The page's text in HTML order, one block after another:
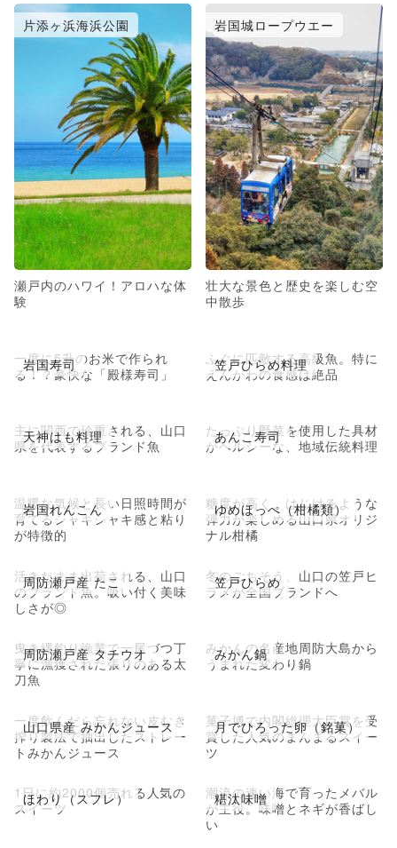
片添ヶ浜海浜公園
瀬戸内のハワイ！アロハな体
験
岩国城ロープウエー
壮大な景色と歴史を楽しむ空
中散歩
岩国寿司
一度に5升のお米で作られ
る！？豪快な「殿様寿司」
笠戸ひらめ料理
ふぐに匹敵する高級魚。特に
えんがわの食感は絶品
天神はも料理
主に関西で珍重される、山口
県を代表するブランド魚
あんこ寿司
たっぷり野菜を使用した具材
がヘルシーな、地域伝統料理
岩国れんこん
温暖な気候と長い日照時間が
育てるシャキシャキ感と粘り
が特徴的
ゆめほっぺ（柑橘類）
糖度が高く、はじけるような
弾力が楽しめる山口県オリジ
ナル柑橘
周防瀬戸産 たこ
活きたまま出荷される、山口
のブランド魚。吸い付く美味
しさが◎
笠戸ひらめ
冬のごちそう、山口の笠戸ヒ
ラメが全国ブランドへ
周防瀬戸産 タチウオ
曳き縄釣り漁業で一尾づつ丁
寧に漁獲された張りのある太
刀魚
みかん鍋
みかんの名産地周防大島から
うまれた変わり鍋
山口県産 みかんジュース
一度飲んだら忘れない皮むき
搾り製法で抽出したストレー
トみかんジュース
月でひろった卵（銘菓）
菓子博で内閣総理大臣賞を受
賞した人気のまんまるスイー
ツ
ほわり（スフレ）
1日に約2000個売れる人気の
スイーツ
糂汰味噌
潮流の速い海で育ったメバル
が主役。味噌とネギが香ばし
い